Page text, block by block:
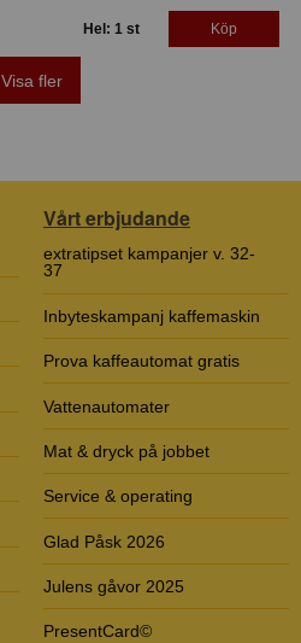
Hel: 1 st Köp
Visa fler
Vårt erbjudande
extratipset kampanjer v. 32-
37
Inbyteskampanj kaffemaskin
Prova kaffeautomat gratis
Vattenautomater
Mat & dryck på jobbet
Service & operating
Glad Påsk 2026
Julens gåvor 2025
PresentCard©